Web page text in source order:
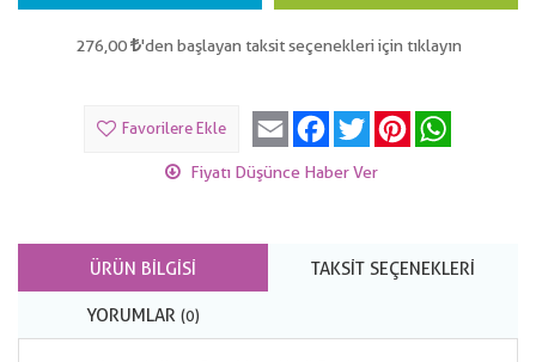
276,00 'den başlayan taksit seçenekleri için tıklayın
Favorilere Ekle Email Facebook
Twitter Pinterest
Fiyatı Düşünce Haber Ver
ÜRÜN BILGISI TAKSIT SEÇENEKLERI
YORUMLAR (0)